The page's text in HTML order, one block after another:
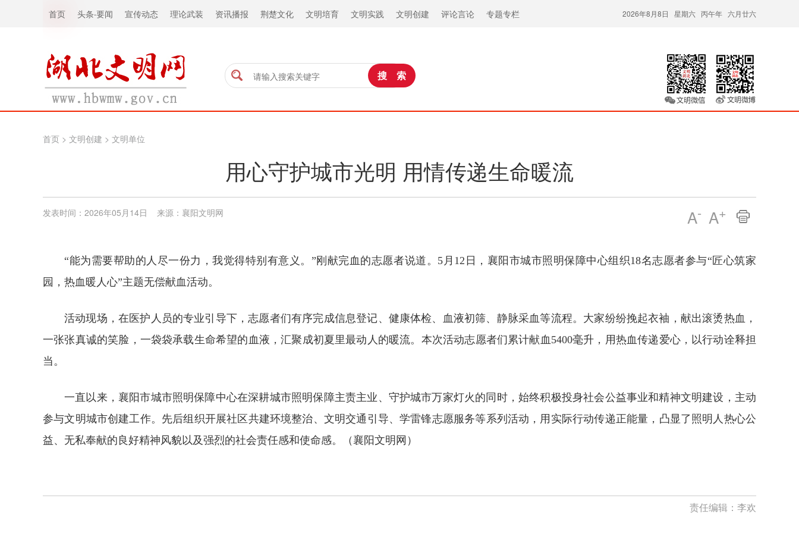
首页 头条·要闻 宣传动态 理论武装 资讯播报 荆楚文化 文明培育 文明实践 文明创建 评论言论 专题专栏 2026年8月8日 星期六 丙午年 六月廿六
首页 > 文明创建 > 文明单位
用心守护城市光明 用情传递生命暖流
A- A+
发表时间：2026年05月14日 来源：襄阳文明网
“能为需要帮助的人尽一份力，我觉得特别有意义。”刚献完血的志愿者说道。5月12日，襄阳市城市照明保障中心组织18名志愿者参与“匠心筑家
园，热血暖人心”主题无偿献血活动。
活动现场，在医护人员的专业引导下，志愿者们有序完成信息登记、健康体检、血液初筛、静脉采血等流程。大家纷纷挽起衣袖，献出滚烫热血，
一张张真诚的笑脸，一袋袋承载生命希望的血液，汇聚成初夏里最动人的暖流。本次活动志愿者们累计献血5400毫升，用热血传递爱心，以行动诠释担
当。
一直以来， 襄阳市城市照明保障中心在深耕城市照明保障主责主业、守护城市万家灯火的同时，始终积极投身社会公益事业和精神文明建设，主动
参与文明城市创建工作。先后组织开展社区共建环境整治、文明交通引导、学雷锋志愿服务等系列活动，用实际行动传递正能量，凸显了照明人热心公
益、无私奉献的良好精神风貌以及强烈的社会责任感和使命感。（襄阳文明网）
责任编辑： 李欢